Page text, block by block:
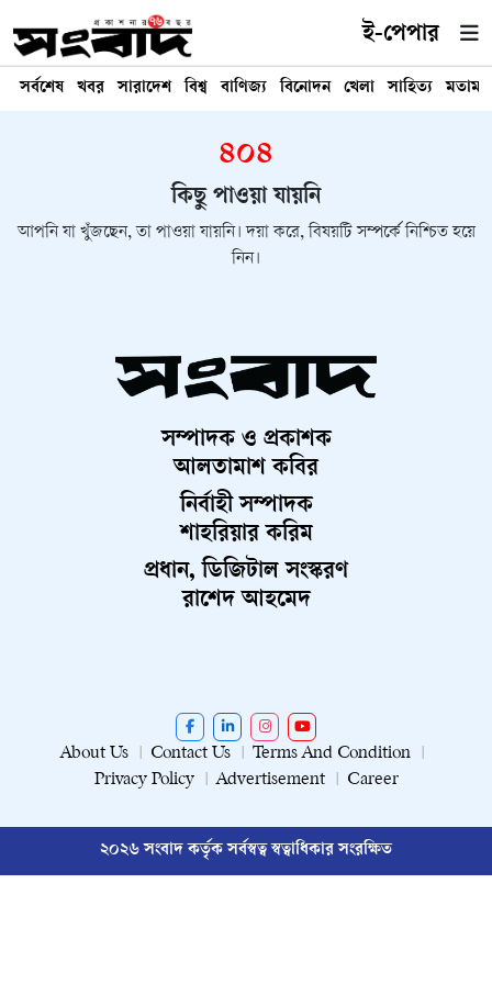
ই-পেপার
সর্বশেষ খবর সারাদেশ বিশ্ব বাণিজ্য বিনোদন খেলা সাহিত্য মতামত
৪০৪
কিছু পাওয়া যায়নি
আপনি যা খুঁজছেন, তা পাওয়া যায়নি। দয়া করে, বিষয়টি সম্পর্কে নিশ্চিত হয়ে
নিন।
সম্পাদক ও প্রকাশক
আলতামাশ কবির
নির্বাহী সম্পাদক
শাহরিয়ার করিম
প্রধান, ডিজিটাল সংস্করণ
রাশেদ আহমেদ
About Us Contact Us
Terms And Condition
Privacy Policy
Advertisement Career
২০২৬ সংবাদ কর্তৃক সর্বস্বত্ব স্বত্বাধিকার সংরক্ষিত